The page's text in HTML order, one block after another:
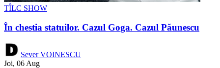
TÎLC SHOW
În chestia statuilor. Cazul Goga. Cazul Păunescu
Sever VOINESCU
Joi, 06 Aug